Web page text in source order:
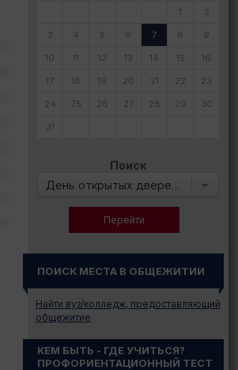
1 2
3 4 5 6 7 8 9
10 11 12 13 14 15 16
17 18 19 20 21 22 23
24 25 26 27 28 29 30
31
Поиск
День открытых дверей в:
ПОИСК МЕСТА В ОБЩЕЖИТИИ
Найти вуз/колледж, предоставляющий
общежитие
КЕМ БЫТЬ - ГДЕ УЧИТЬСЯ?
ПРОФОРИЕНТАЦИОННЫЙ ТЕСТ